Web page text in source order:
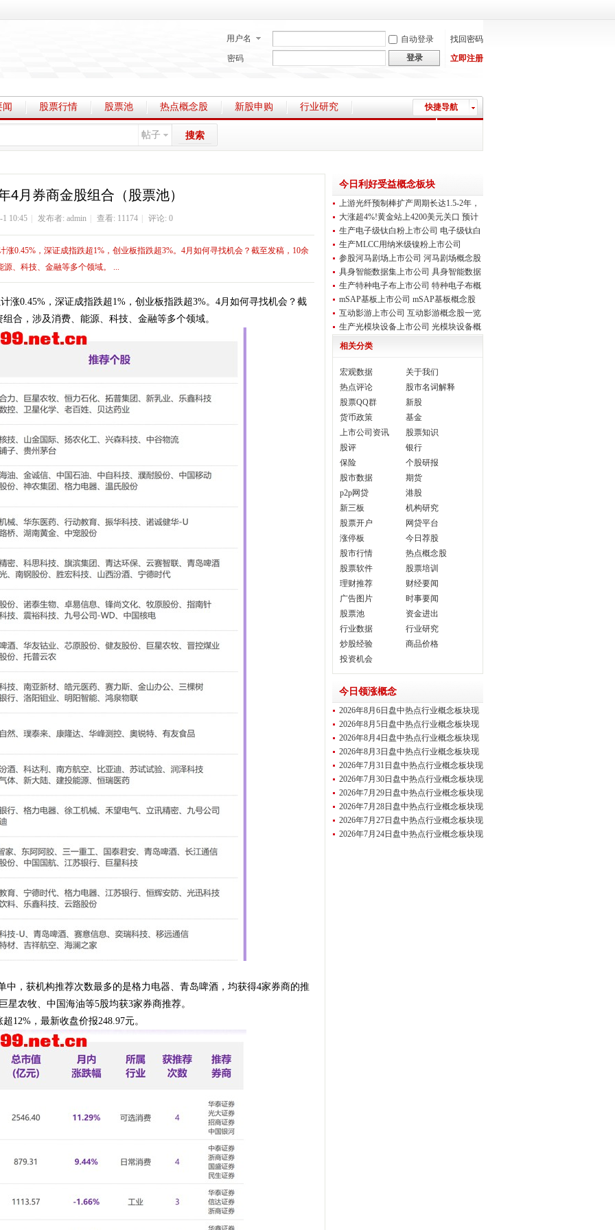
用户名 自动登录
找回密码
密码
登录 立即注册
快捷导航
闻 股票行情 股票池 热点概念股 新股申购 行业研究
帖子 搜索
4月券商金股组合（股票池）
1 10:45 发布者: admin 查看: 11174 评论: 0
0.45%，深证成指跌超1%，创业板指跌超3%。4月如何寻找机会？截至发稿，10余
、科技、金融等多个领域。 ...
涨0.45%，深证成指跌超1%，创业板指跌超3%。4月如何寻找机会？截
合，涉及消费、能源、科技、金融等多个领域。
中，获机构推荐次数最多的是格力电器、青岛啤酒，均获得4家券商的推
农牧、中国海油等5股均获3家券商推荐。
12%，最新收盘价报248.97元。
今日利好受益概念板块
上游光纤预制棒扩产周期长达1.5-2年，
2026
大涨超4%!黄金站上4200美元关口 预计
年内价
生产电子级钛白粉上市公司 电子级钛白
粉概
生产MLCC用纳米级镍粉上市公司
MLCC用纳米
参股河马剧场上市公司 河马剧场概念股
一览
具身智能数据集上市公司 具身智能数据
集概
生产特种电子布上市公司 特种电子布概
念股
mSAP基板上市公司 mSAP基板概念股
一览
互动影游上市公司 互动影游概念股一览
生产光模块设备上市公司 光模块设备概
念股
相关分类
宏观数据
关于我们
热点评论
股市名词解释
股票QQ群
新股
货币政策
基金
上市公司资讯
股票知识
股评
银行
保险
个股研报
股市数据
期货
p2p网贷
港股
新三板
机构研究
股票开户
网贷平台
涨停板
今日荐股
股市行情
热点概念股
股票软件
股票培训
理财推荐
财经要闻
广告图片
时事要闻
股票池
资金进出
行业数据
行业研究
炒股经验
商品价格
投资机会
今日领涨概念
2026年8月6日盘中热点行业概念板块现
场直播
2026年8月5日盘中热点行业概念板块现
场直播
2026年8月4日盘中热点行业概念板块现
场直播
2026年8月3日盘中热点行业概念板块现
场直播
2026年7月31日盘中热点行业概念板块现
场直
2026年7月30日盘中热点行业概念板块现
场直
2026年7月29日盘中热点行业概念板块现
场直
2026年7月28日盘中热点行业概念板块现
场直
2026年7月27日盘中热点行业概念板块现
场直
2026年7月24日盘中热点行业概念板块现